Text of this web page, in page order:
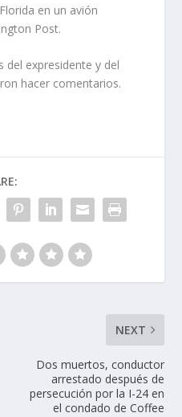
en un avión
Post.
del expresidente y del
hacer comentarios.
NEXT
Dos muertos, conductor
arrestado después de
persecución por la I-24 en
el condado de Coffee